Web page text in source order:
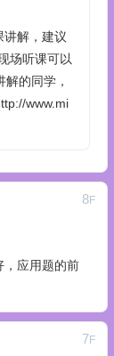
解，建议
场听课可以
的同学，
www.mi
8F
，应用题的前
7F